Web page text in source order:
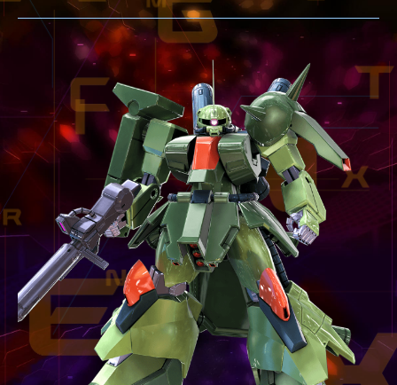
ニュース
OVER BOOST
オーバーブースト
XVOOST
クロスブースト
EXVS2
エクストリームバーサス2
MAXI BOOST ON
マキシブーストオン
BEGINNER'S GUIDE
初心者指南
TECHNIQUE
テクニック
GLOSSARY
用語集
BUTTON PLACEMENT
ゲームパッドボタン配置
TWITTER
ツイッター
YOUTUBE
ユーチューブ